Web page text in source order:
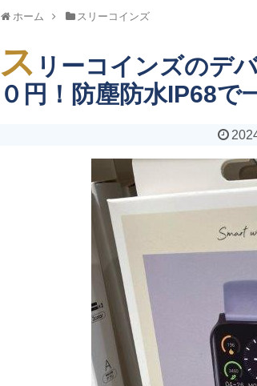
ホーム スリーコインズ
ス リーコインズのデ
０円！防塵防水IP68で